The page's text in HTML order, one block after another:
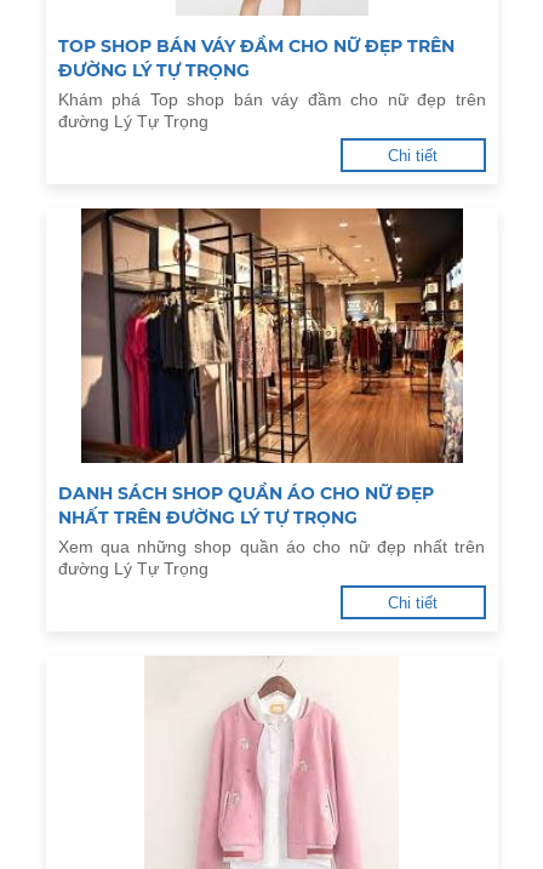
TOP SHOP BÁN VÁY ĐẦM CHO NỮ ĐẸP TRÊN
ĐƯỜNG LÝ TỰ TRỌNG
Khám phá Top shop bán váy đầm cho nữ đẹp trên
đường Lý Tự Trọng
Chi tiết
DANH SÁCH SHOP QUẦN ÁO CHO NỮ ĐẸP
NHẤT TRÊN ĐƯỜNG LÝ TỰ TRỌNG
Xem qua những shop quần áo cho nữ đẹp nhất trên
đường Lý Tự Trọng
Chi tiết